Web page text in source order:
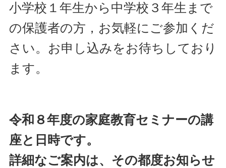
小学校１年生から中学校３年生まで
の保護者の方，お気軽にご参加くだ
さい。お申し込みをお待ちしており
ます。
令和８年度の家庭教育セミナーの講
座と日時です。
詳細なご案内は、その都度お知らせ